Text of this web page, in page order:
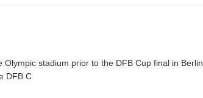
stadium prior to the DFB Cup final in Berlin,
DFB C